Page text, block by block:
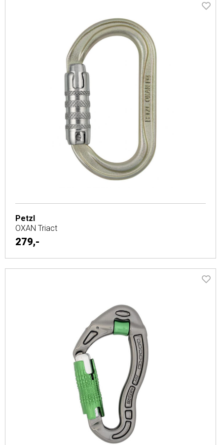
Petzl
OXAN Triact
279,-